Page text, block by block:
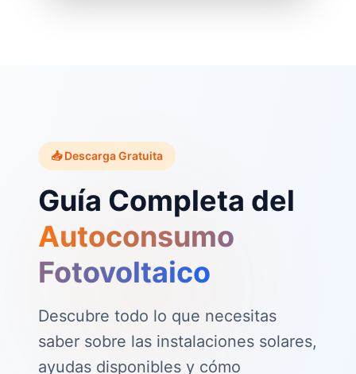
📥 Descarga Gratuita
Guía Completa del
Autoconsumo
Fotovoltaico
Descubre todo lo que necesitas
saber sobre las instalaciones solares,
ayudas disponibles y cómo